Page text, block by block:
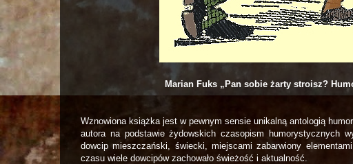
Marian Fuks „Pan sobie żarty stroisz?
Wznowiona książka jest w pewnym sensie unikalną antologią
autora na podstawie żydowskich czasopism humorystycznych
dowcip mieszczański, świecki, miejscami zabarwiony
czasu wiele dowcipów zachowało świeżość i aktualność.